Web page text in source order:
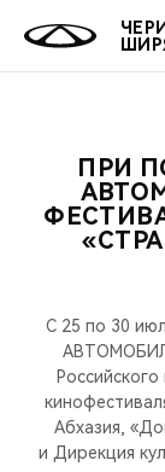
ВСЕ МОДЕЛИ
СЕДАНЫ
НОВИНКИ
ВЫБОР И
ПОДДЕРЖКА
CHERY CONNECT
АКСЕССУАРЫ
CHERY В
ЛЮДИ CHERY
ВЫГОДЫ И АКЦИИ
ВЫБОР И
ПРИ
С 25 по 30
Абхазия,
и Дирекция